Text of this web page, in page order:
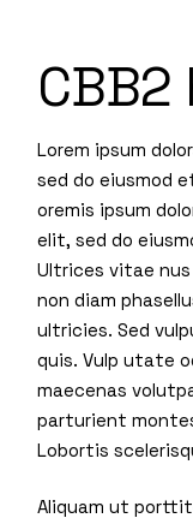
Lorem ipsum
sed do eiusmod
oremis ipsum
elit, sed do
Ultrices vitae
non diam
ultricies. Sed
quis. Vulp utate
maecenas
parturient
Lobortis
Aliquam ut